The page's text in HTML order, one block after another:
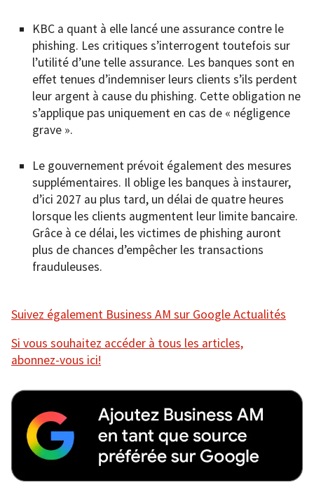
KBC a quant à elle lancé une assurance contre le
phishing. Les critiques s’interrogent toutefois sur
l’utilité d’une telle assurance. Les banques sont en
effet tenues d’indemniser leurs clients s’ils perdent
leur argent à cause du phishing. Cette obligation ne
s’applique pas uniquement en cas de « négligence
grave ».
Le gouvernement prévoit également des mesures
supplémentaires. Il oblige les banques à instaurer,
d’ici 2027 au plus tard, un délai de quatre heures
lorsque les clients augmentent leur limite bancaire.
Grâce à ce délai, les victimes de phishing auront
plus de chances d’empêcher les transactions
frauduleuses.
Suivez également Business AM sur Google Actualités
Si vous souhaitez accéder à tous les articles,
abonnez-vous ici!